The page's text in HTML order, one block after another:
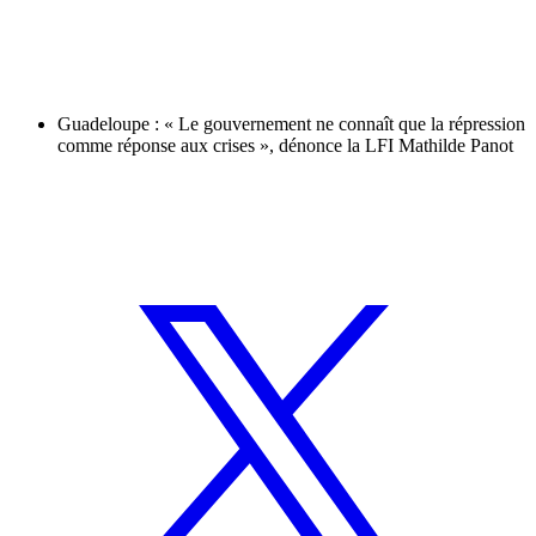
Guadeloupe : « Le gouvernement ne connaît que la répression
comme réponse aux crises », dénonce la LFI Mathilde Panot